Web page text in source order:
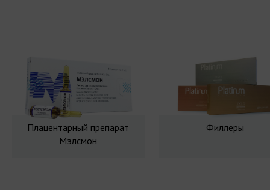
Плацентарный препарат
Мэлсмон
Филлеры